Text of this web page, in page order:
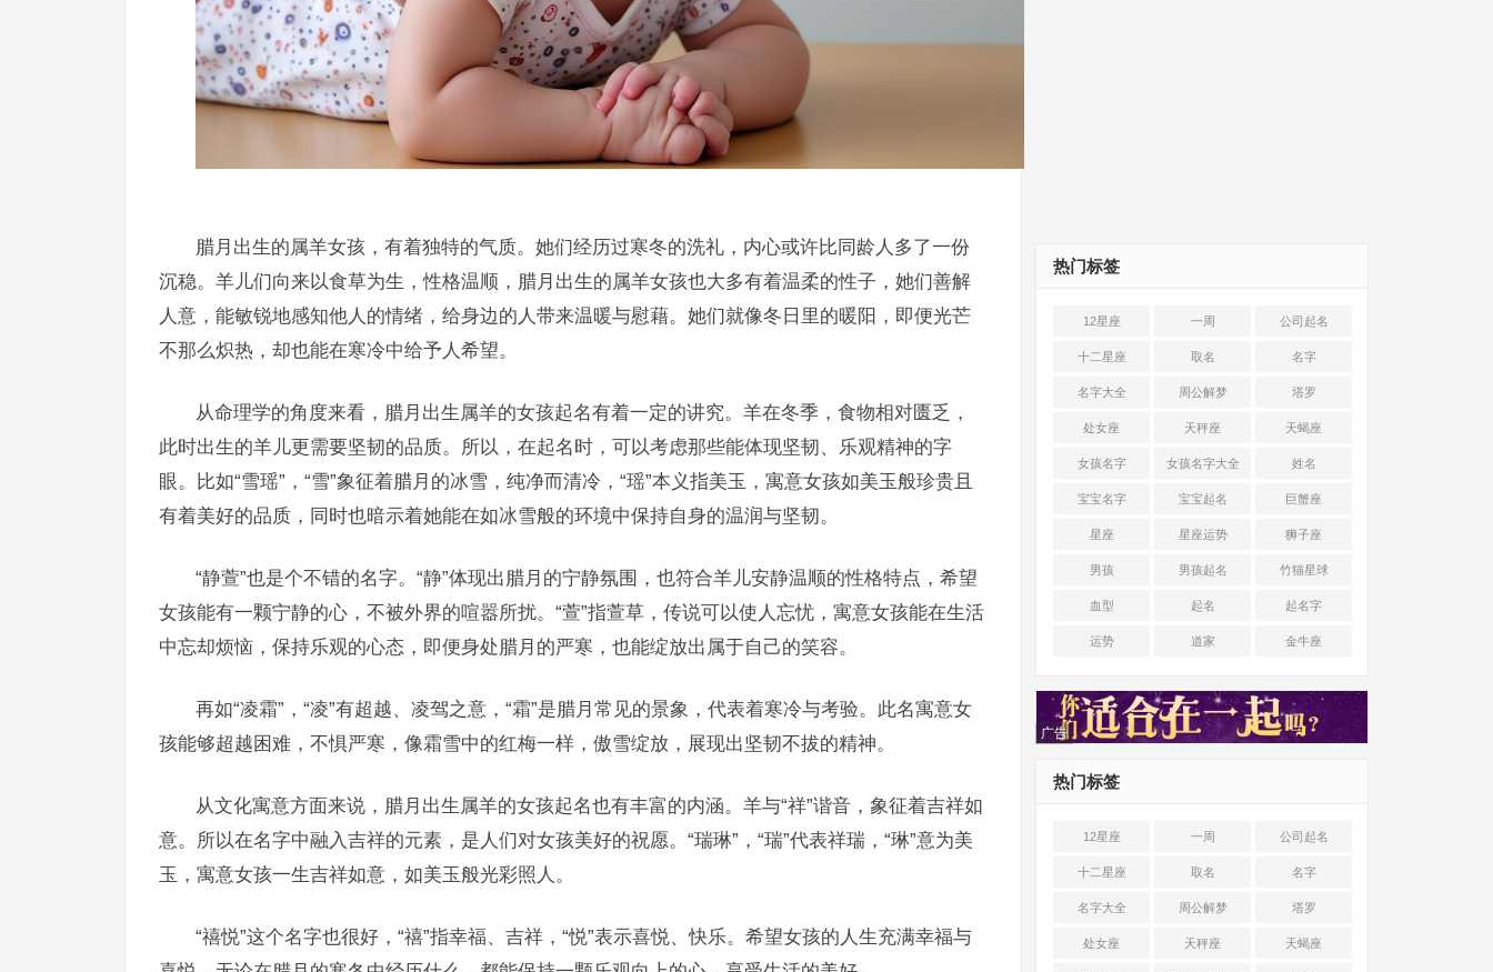
腊月出生的属羊女孩，有着独特的气质。她们经历过寒冬的洗礼，内心或许比同龄人多了一份
沉稳。羊儿们向来以食草为生，性格温顺，腊月出生的属羊女孩也大多有着温柔的性子，她们善解
人意，能敏锐地感知他人的情绪，给身边的人带来温暖与慰藉。她们就像冬日里的暖阳，即便光芒
不那么炽热，却也能在寒冷中给予人希望。
从命理学的角度来看，腊月出生属羊的女孩起名有着一定的讲究。羊在冬季，食物相对匮乏，
此时出生的羊儿更需要坚韧的品质。所以，在起名时，可以考虑那些能体现坚韧、乐观精神的字
眼。比如“雪瑶”，“雪”象征着腊月的冰雪，纯净而清冷，“瑶”本义指美玉，寓意女孩如美玉般珍贵且
有着美好的品质，同时也暗示着她能在如冰雪般的环境中保持自身的温润与坚韧。
“静萱”也是个不错的名字。“静”体现出腊月的宁静氛围，也符合羊儿安静温顺的性格特点，希望
女孩能有一颗宁静的心，不被外界的喧嚣所扰。“萱”指萱草，传说可以使人忘忧，寓意女孩能在生活
中忘却烦恼，保持乐观的心态，即便身处腊月的严寒，也能绽放出属于自己的笑容。
再如“凌霜”，“凌”有超越、凌驾之意，“霜”是腊月常见的景象，代表着寒冷与考验。此名寓意女
孩能够超越困难，不惧严寒，像霜雪中的红梅一样，傲雪绽放，展现出坚韧不拔的精神。
从文化寓意方面来说，腊月出生属羊的女孩起名也有丰富的内涵。羊与“祥”谐音，象征着吉祥如
意。所以在名字中融入吉祥的元素，是人们对女孩美好的祝愿。“瑞琳”，“瑞”代表祥瑞，“琳”意为美
玉，寓意女孩一生吉祥如意，如美玉般光彩照人。
“禧悦”这个名字也很好，“禧”指幸福、吉祥，“悦”表示喜悦、快乐。希望女孩的人生充满幸福与
热门标签
12星座 一周 公司起名
十二星座 取名 名字
名字大全 周公解梦 塔罗
处女座 天秤座 天蝎座
女孩名字 女孩名字大全 姓名
宝宝名字 宝宝起名 巨蟹座
星座 星座运势 狮子座
男孩 男孩起名 竹猫星球
血型 起名 起名字
运势 道家 金牛座
广告
热门标签
12星座 一周 公司起名
十二星座 取名 名字
名字大全 周公解梦 塔罗
处女座 天秤座 天蝎座